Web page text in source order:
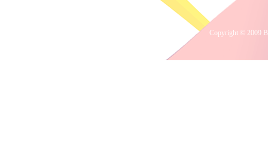
Copyright © 2009